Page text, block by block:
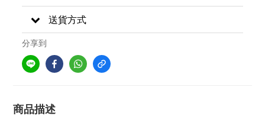
送貨方式
分享到
商品描述